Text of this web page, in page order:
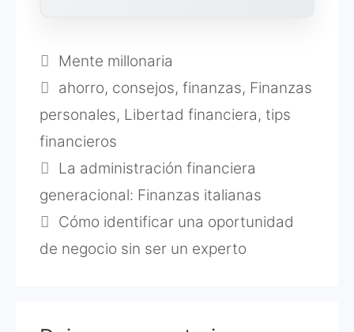
Categorías
Mente millonaria
Etiquetas
ahorro, consejos,finanzas, Finanzas
personales, Libertad financiera, tips
financieros
La administración financiera
generacional: Finanzas italianas
Cómo identificar una oportunidad
de negocio sin ser un experto